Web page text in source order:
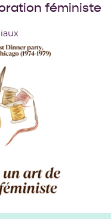
féministe